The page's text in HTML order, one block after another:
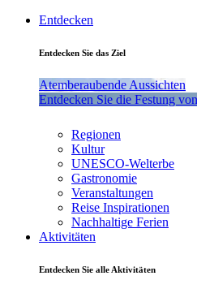
Entdecken
Entdecken Sie das Ziel
Atemberaubende Aussichten
Entdecken Sie die Festung
Regionen
Kultur
UNESCO-Welterbe
Gastronomie
Veranstaltungen
Reise Inspirationen
Nachhaltige Ferien
Aktivitäten
Entdecken Sie alle Aktivitäten